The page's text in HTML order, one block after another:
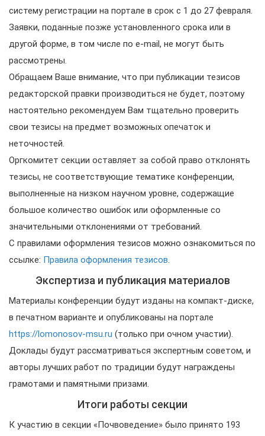
систему регистрации на портале в срок с 1 до 27 февраля.
Заявки, поданные позже установленного срока или в
другой форме, в том числе по e-mail, не могут быть
рассмотрены.
Обращаем Ваше внимание, что при публикации тезисов
редакторской правки производиться не будет, поэтому
настоятельно рекомендуем Вам тщательно проверить
свои тезисы на предмет возможных опечаток и
неточностей.
Оргкомитет секции оставляет за собой право отклонять
тезисы, не соответствующие тематике конференции,
выполненные на низком научном уровне, содержащие
большое количество ошибок или оформленные со
значительными отклонениями от требований.
С правилами оформления тезисов можно ознакомиться по
ссылке: Правила оформления тезисов.
Экспертиза и публикация материалов
Материалы конференции будут изданы на компакт-диске,
в печатном варианте и опубликованы на портале
https://lomonosov-msu.ru (только при очном участии).
Доклады будут рассматриваться экспертным советом, и
авторы лучших работ по традиции будут награждены
грамотами и памятными призами.
Итоги работы секции
К участию в секции «Почвоведение» было принято 193